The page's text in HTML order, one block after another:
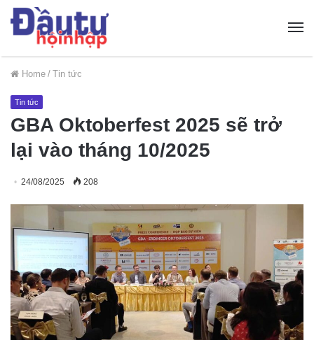
Home / Tin tức
Tin tức
GBA Oktoberfest 2025 sẽ trở
lại vào tháng 10/2025
24/08/2025 208